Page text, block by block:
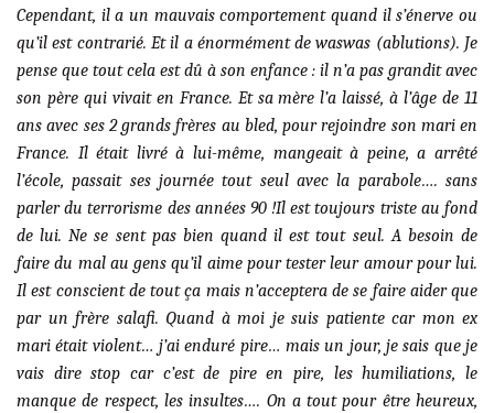
Cependant, il a un mauvais comportement quand il s’énerve ou
qu’il est contrarié. Et il a énormément de waswas (ablutions). Je
pense que tout cela est dû à son enfance : il n’a pas grandit avec
son père qui vivait en France. Et sa mère l’a laissé, à l’âge de 11
ans avec ses 2 grands frères au bled, pour rejoindre son mari en
France. Il était livré à lui-même, mangeait à peine, a arrêté
l’école, passait ses journée tout seul avec la parabole…. sans
parler du terrorisme des années 90 !Il est toujours triste au fond
de lui. Ne se sent pas bien quand il est tout seul. A besoin de
faire du mal au gens qu’il aime pour tester leur amour pour lui.
Il est conscient de tout ça mais n’acceptera de se faire aider que
par un frère salafi. Quand à moi je suis patiente car mon ex
mari était violent… j’ai enduré pire… mais un jour, je sais que je
vais dire stop car c’est de pire en pire, les humiliations, le
manque de respect, les insultes…. On a tout pour être heureux,